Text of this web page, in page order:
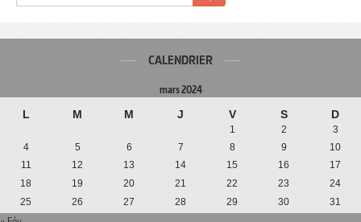
CALENDRIER
mars 2024
L M M J V S D
1 2
3
4
5 6 7 8 9
10
11
12 13 14 15 16
17
18
19 20 21 22 23
24
25
26 27 28 29 30 31